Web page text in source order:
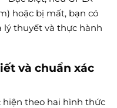
hoặc bị mất, bạn có
lý thuyết và thực hành
và chuẩn xác
hiện theo hai hình thức